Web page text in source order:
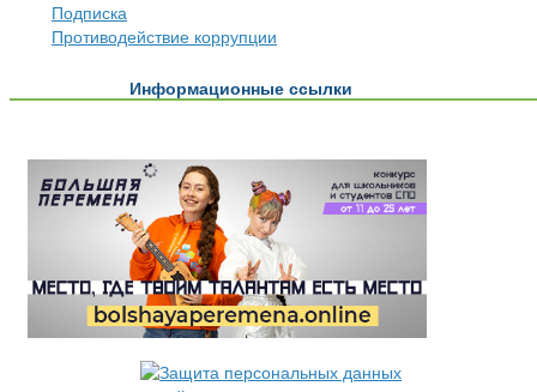
Подписка
Противодействие коррупции
Информационные ссылки